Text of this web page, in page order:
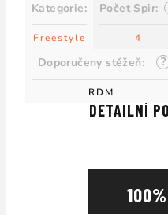
DETAILNÍ
Kategorie:
Freestyle
Počet Spir:
4
?
Doporučeny stěžeň:
RDM